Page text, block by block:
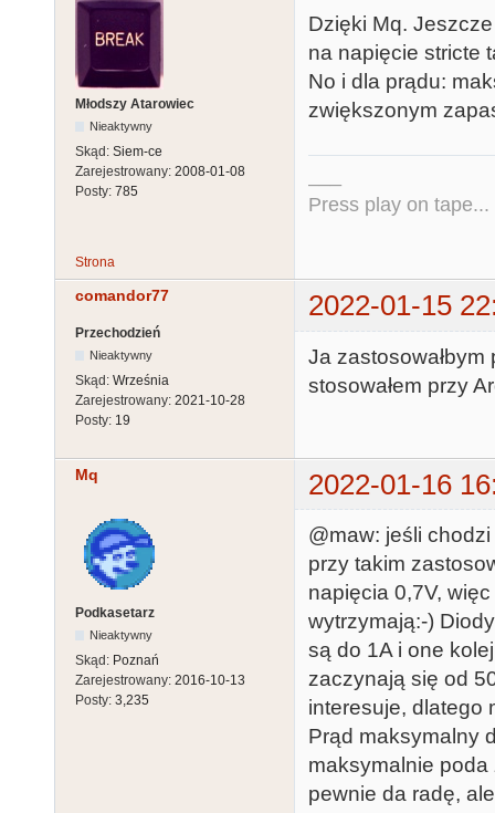
Młodszy Atarowiec
Nieaktywny
Skąd: Siem-ce
Zarejestrowany: 2008-01-08
Posty: 785
Dzięki Mq.
na napięcie stricte
No i dla prądu:
zwiększonym
Press play on tape...
Strona
comandor77 2022-01-15
Przechodzień
Nieaktywny
Skąd: Września
Zarejestrowany: 2021-10-28
Posty: 19
Ja
stosowałem przy
Mq 2022-01-16
Podkasetarz
Nieaktywny
Skąd: Poznań
Zarejestrowany: 2016-10-13
Posty: 3,235
@maw: jeśli
przy takim
napięcia 0,7V,
wytrzymają:-)
są do 1A i one
zaczynają się od
interesuje, dlatego
Prąd maksymalny
maksymalnie
pewnie da radę,